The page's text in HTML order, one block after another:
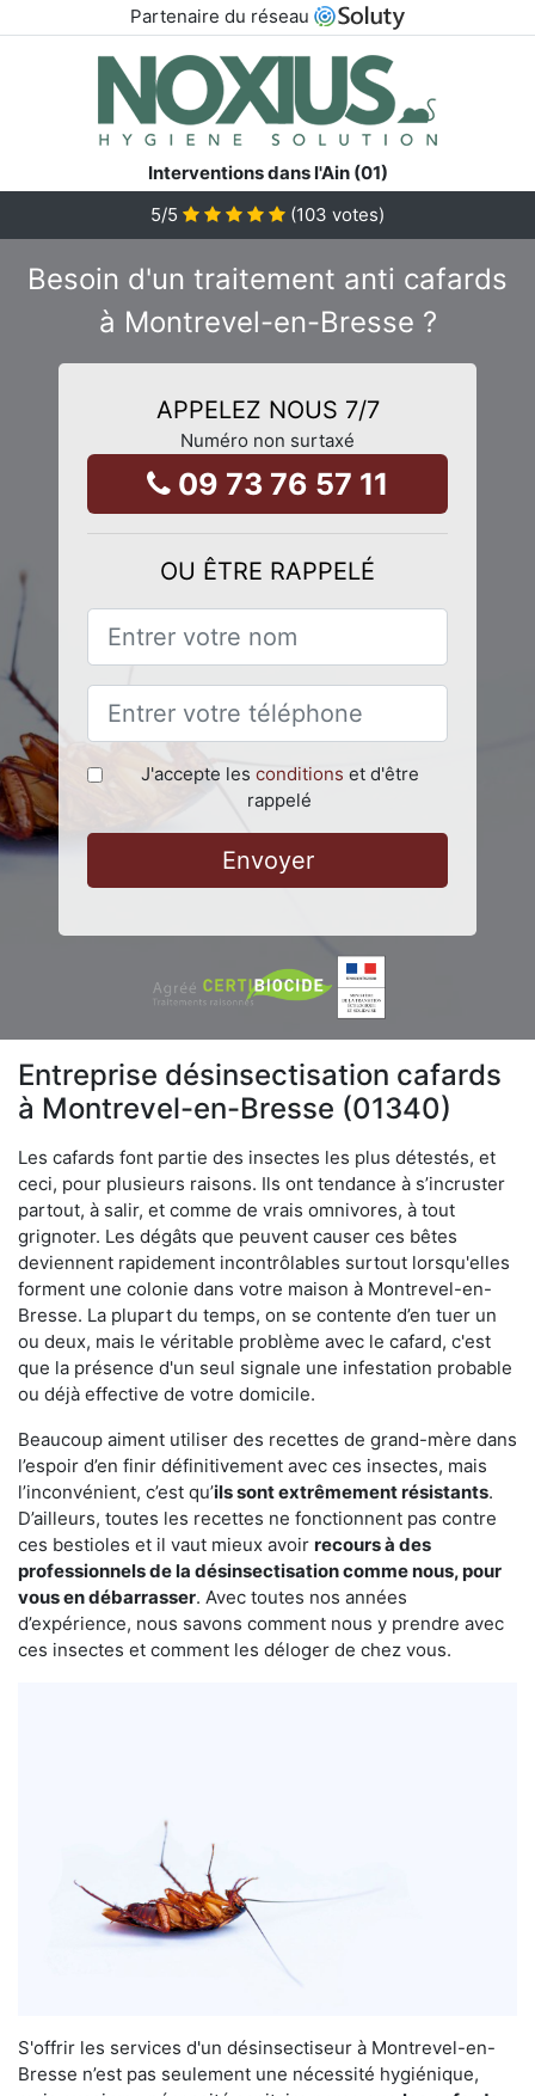
Partenaire du réseau
Interventions dans l'Ain (01)
5/5 (103 votes)
Besoin d'un traitement anti cafards
à Montrevel-en-Bresse ?
APPELEZ NOUS 7/7
Numéro non surtaxé
09 73 76 57 11
OU ÊTRE RAPPELÉ
J'accepte les conditions et d'être
rappelé
Envoyer
Entreprise désinsectisation cafards
à Montrevel-en-Bresse (01340)
Les cafards font partie des insectes les plus détestés, et
ceci, pour plusieurs raisons. Ils ont tendance à s’incruster
partout, à salir, et comme de vrais omnivores, à tout
grignoter. Les dégâts que peuvent causer ces bêtes
deviennent rapidement incontrôlables surtout lorsqu'elles
forment une colonie dans votre maison à Montrevel-en-
Bresse. La plupart du temps, on se contente d’en tuer un
ou deux, mais le véritable problème avec le cafard, c'est
que la présence d'un seul signale une infestation probable
ou déjà effective de votre domicile.
Beaucoup aiment utiliser des recettes de grand-mère dans
l’espoir d’en finir définitivement avec ces insectes, mais
l’inconvénient, c’est qu’ils sont extrêmement résistants.
D’ailleurs, toutes les recettes ne fonctionnent pas contre
ces bestioles et il vaut mieux avoir recours à des
professionnels de la désinsectisation comme nous, pour
vous en débarrasser. Avec toutes nos années
d’expérience, nous savons comment nous y prendre avec
ces insectes et comment les déloger de chez vous.
S'offrir les services d'un désinsectiseur à Montrevel-en-
Bresse n’est pas seulement une nécessité hygiénique,